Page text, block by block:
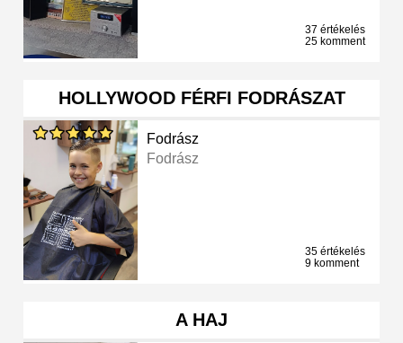
37 értékelés
25 komment
HOLLYWOOD FÉRFI FODRÁSZAT
Fodrász
Fodrász
35 értékelés
9 komment
A HAJ